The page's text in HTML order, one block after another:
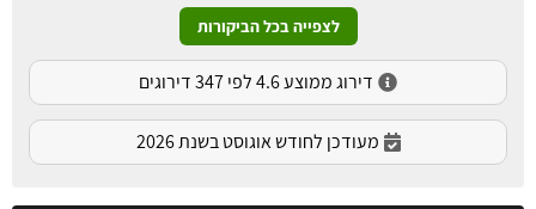
לצפייה בכל הביקורות
דירוג ממוצע 4.6 לפי 347 דירוגים
מעודכן לחודש אוגוסט בשנת 2026